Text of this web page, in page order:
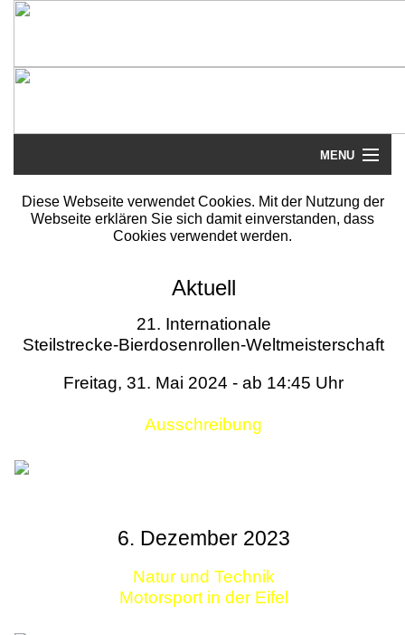
MENU
Startseite
Literatur
Termine
Diese Webseite verwendet Cookies. Mit der Nutzung der
Webseite erklären Sie sich damit einverstanden, dass
Cookies verwendet werden.
Aktuell
21. Internationale
Steilstrecke-Bierdosenrollen-Weltmeisterschaft
Freitag, 31. Mai 2024 - ab 14:45 Uhr
Ausschreibung
6. Dezember 2023
Natur und Technik
Motorsport in der Eifel